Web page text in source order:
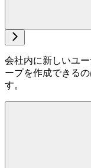
会社内に新しいユ
ープを作成できる
す。